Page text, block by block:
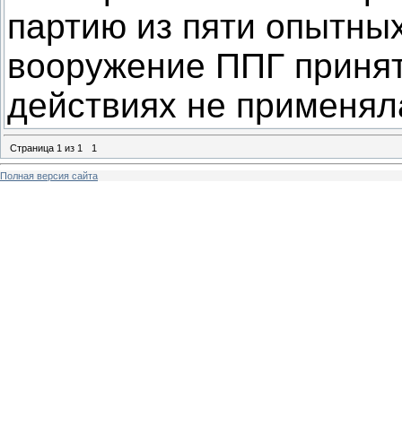
партию из пяти
вооружение ППГ
действиях не
Страница 1 из 1 1
Полная версия сайта